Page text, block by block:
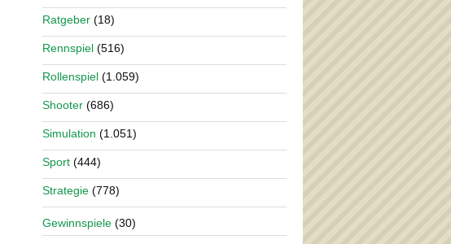
Ratgeber (18)
Rennspiel (516)
Rollenspiel (1.059)
Shooter (686)
Simulation (1.051)
Sport (444)
Strategie (778)
Gewinnspiele (30)